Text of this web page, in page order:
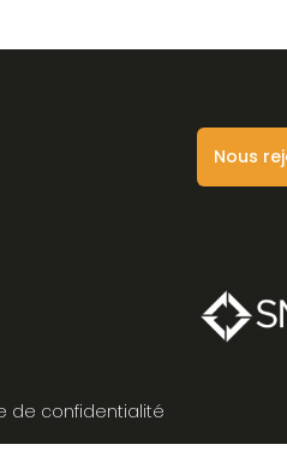
Nous
de confidentialité